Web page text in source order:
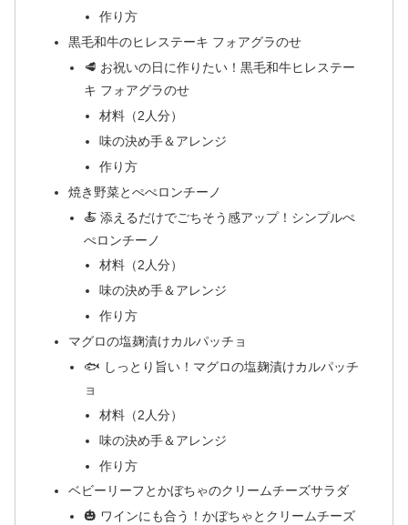
作り方
黒毛和牛のヒレステーキ フォアグラのせ
🥩 お祝いの日に作りたい！黒毛和牛ヒレステー
キ フォアグラのせ
材料（2人分）
味の決め手＆アレンジ
作り方
焼き野菜とぺぺロンチーノ
🍝 添えるだけでごちそう感アップ！シンプルぺ
ぺロンチーノ
材料（2人分）
味の決め手＆アレンジ
作り方
マグロの塩麹漬けカルパッチョ
🐟 しっとり旨い！マグロの塩麹漬けカルパッチ
ョ
材料（2人分）
味の決め手＆アレンジ
作り方
ベビーリーフとかぼちゃのクリームチーズサラダ
🎃 ワインにも合う！かぼちゃとクリームチーズ